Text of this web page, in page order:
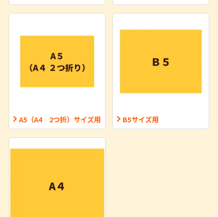
A5（A4 2つ折）サイズ用 B5サイズ用